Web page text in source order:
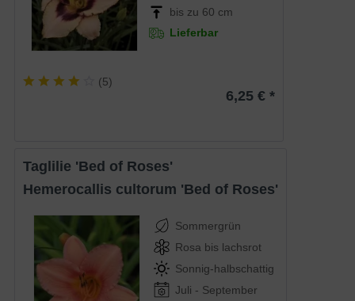
bis zu 60 cm
Lieferbar
(5)
6,25 € *
Taglilie 'Bed of Roses'
Hemerocallis cultorum 'Bed of Roses'
Sommergrün
Rosa bis lachsrot
Sonnig-halbschattig
Juli - September